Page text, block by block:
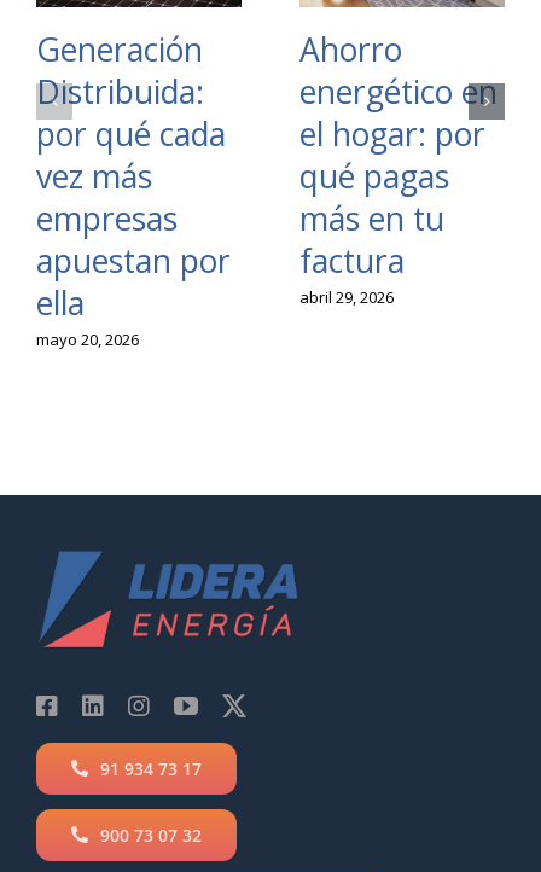
Generación
Distribuida:
por qué cada
vez más
empresas
apuestan por
ella
mayo 20, 2026
Ahorro
energético en
el hogar: por
qué pagas
más en tu
factura
abril 29, 2026
91 934 73 17
900 73 07 32